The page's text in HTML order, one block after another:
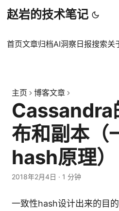
赵岩的技术笔记
首页文章归档AI洞察日报搜索关
主页 博客文章
Cassandra
布和副本（
hash原理）
2018年2月4日 · 1 分钟
一致性hash设计出来的目